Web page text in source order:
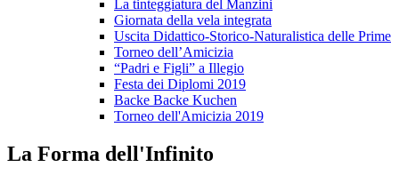
La tinteggiatura del Manzini
Giornata della vela integrata
Uscita Didattico-Storico-Naturalistica delle Prime
Torneo dell’Amicizia
“Padri e Figli” a Illegio
Festa dei Diplomi 2019
Backe Backe Kuchen
Torneo dell'Amicizia 2019
La Forma dell'Infinito